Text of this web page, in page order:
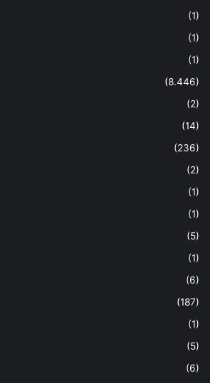
(1)
(1)
(1)
(8.446)
(2)
(14)
(236)
(2)
(1)
(1)
(5)
(1)
(6)
(187)
(1)
(5)
(6)